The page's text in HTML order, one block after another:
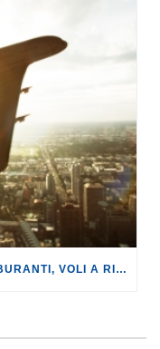
TURISMO: CON LA CRISI DEI CARBURANTI, VOLI A RISCHIO CANCELLAZIONE O RINCARO.